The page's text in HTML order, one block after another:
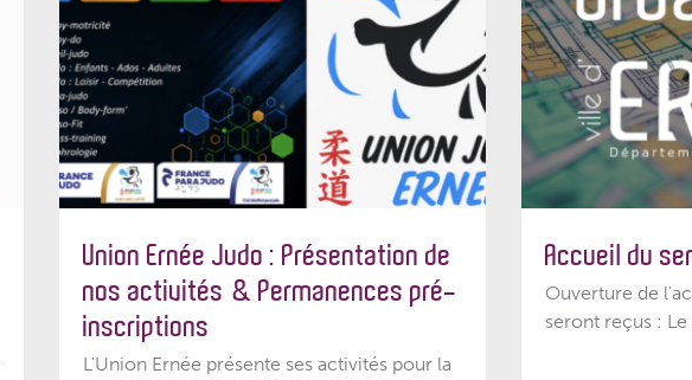
Union Ernée Judo : Présentation de
nos activités & Permanences pré-
inscriptions
L'Union Ernée présente ses activités pour la
Accueil du
Ouverture de
seront reçus :